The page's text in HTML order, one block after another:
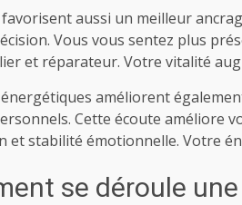
favorisent aussi un meilleur
Vous vous sentez plus
et réparateur. Votre vitalité
améliorent
Cette écoute améliore
et stabilité émotionnelle. Votre
se déroule